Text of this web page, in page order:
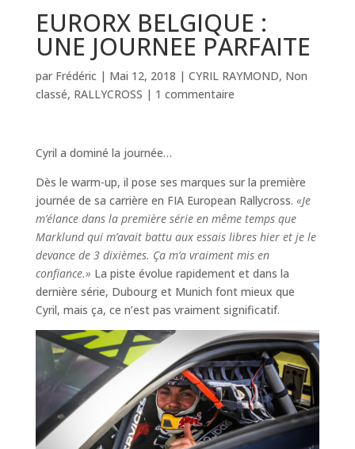
EURORX BELGIQUE :
UNE JOURNEE PARFAITE
par Frédéric| Mai 12, 2018 | CYRIL RAYMOND, Non
classé, RALLYCROSS | 1 commentaire
Cyril a dominé la journée…
Dès le warm-up, il pose ses marques sur la première
journée de sa carrière en FIA European Rallycross. «Je
m’élance dans la première série en même temps que
Marklund qui m’avait battu aux essais libres hier et je le
devance de 3 dixièmes. Ça m’a vraiment mis en
confiance.» La piste évolue rapidement et dans la
dernière série, Dubourg et Munich font mieux que
Cyril, mais ça, ce n’est pas vraiment significatif.